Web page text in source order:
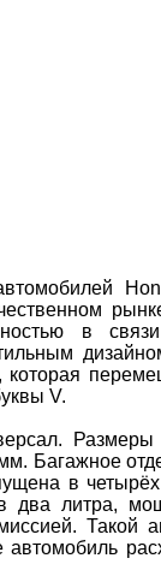
в
V.
Багажное
в
два литра,
Такой